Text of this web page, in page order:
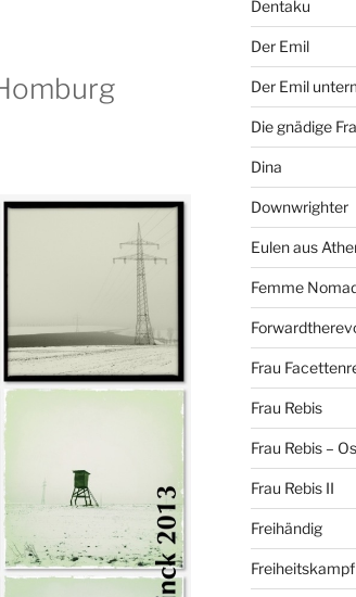
Dentaku
Der Emil
Der Emil
Die gnädige
Dina
Downwrighter
Eulen aus
Femme
Frau
Frau Rebis
Frau Rebis –
Frau Rebis II
Freihändig
Freiheitskampf